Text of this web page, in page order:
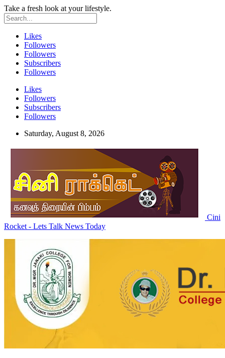
Take a fresh look at your lifestyle.
Likes
Followers
Followers
Subscribers
Followers
Likes
Followers
Subscribers
Followers
Saturday, August 8, 2026
Cini
Rocket - Lets Talk News Today